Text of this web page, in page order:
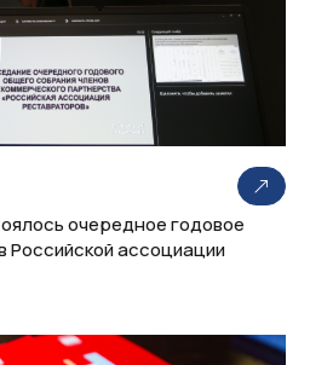
очередное годовое
ассоциации